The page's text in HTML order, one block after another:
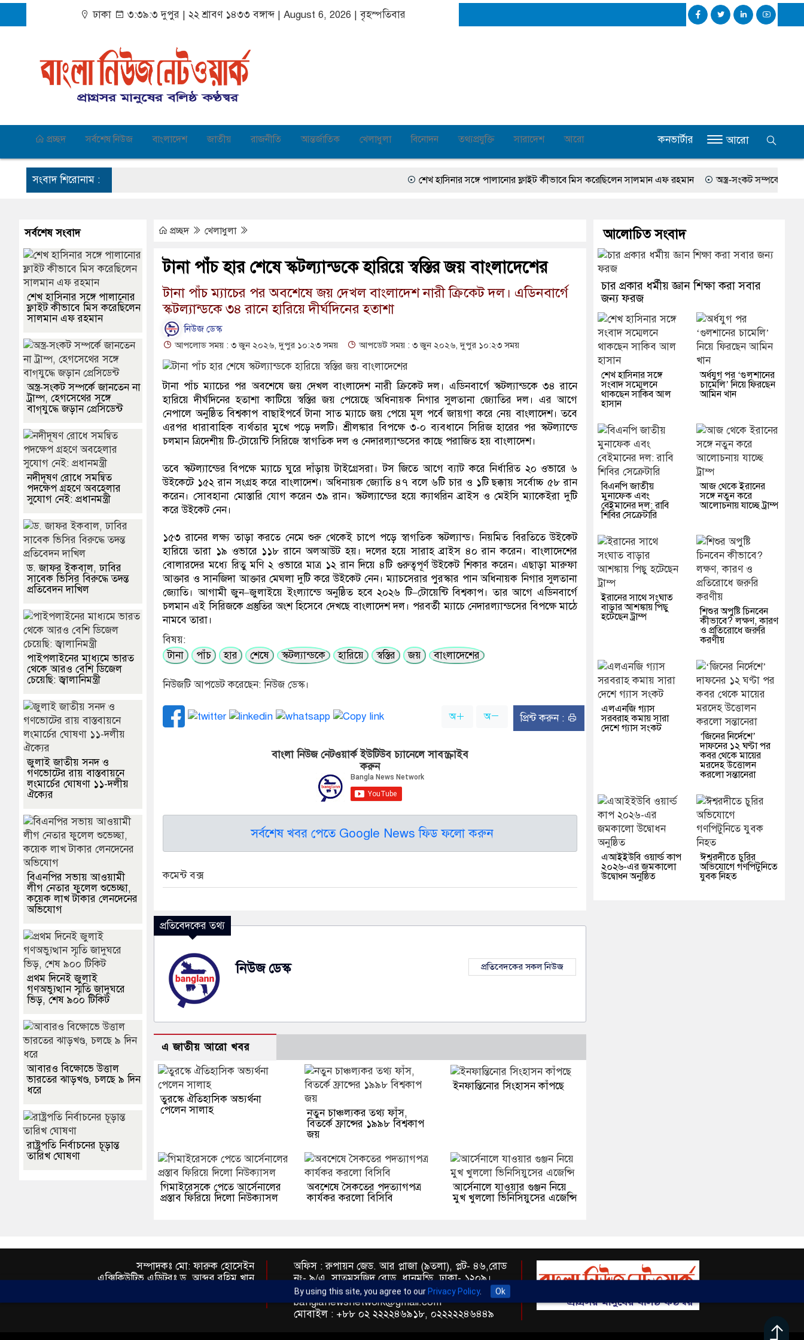
ঢাকা ৩:৩৯:৪ দুপুর| ২২ শ্রাবণ ১৪৩৩ বঙ্গাব্দ | August 6, 2026 |বৃহস্পতিবার
প্রচ্ছদ সর্বশেষ নিউজ বাংলাদেশ জাতীয় রাজনীতি আন্তর্জাতিক খেলাধুলা বিনোদন তথ্যপ্রযুক্তি সারাদেশ আরো কনভার্টার আরো
সংবাদ শিরোনাম : শেখ হাসিনার সঙ্গে পালানোর ফ্লাইট কীভাবে মিস করেছিলেন সালমান এফ রহমান অস্ত্র-সংকট সম্পর্কে জানতেন না
প্রচ্ছদ খেলাধুলা
টানা পাঁচ হার শেষে স্কটল্যান্ডকে হারিয়ে স্বস্তির জয় বাংলাদেশের
টানা পাঁচ ম্যাচের পর অবশেষে জয় দেখল বাংলাদেশ নারী ক্রিকেট দল। এডিনবার্গে
স্কটল্যান্ডকে ৩৪ রানে হারিয়ে দীর্ঘদিনের হতাশা
নিউজ ডেস্ক
আপলোড সময় : ৩ জুন ২০২৬, দুপুর ১০:২৩ সময় আপডেট সময় : ৩ জুন ২০২৬, দুপুর ১০:২৩ সময়
টানা পাঁচ ম্যাচের পর অবশেষে জয় দেখল বাংলাদেশ নারী ক্রিকেট দল। এডিনবার্গে স্কটল্যান্ডকে ৩৪ রানে
হারিয়ে দীর্ঘদিনের হতাশা কাটিয়ে স্বস্তির জয় পেয়েছে অধিনায়ক নিগার সুলতানা জ্যোতির দল। এর আগে
নেপালে অনুষ্ঠিত বিশ্বকাপ বাছাইপর্বে টানা সাত ম্যাচে জয় পেয়ে মূল পর্বে জায়গা করে নেয় বাংলাদেশ। তবে
এরপর ধারাবাহিক ব্যর্থতার মুখে পড়ে দলটি। শ্রীলঙ্কার বিপক্ষে ৩-০ ব্যবধানে সিরিজ হারের পর স্কটল্যান্ডে
চলমান ত্রিদেশীয় টি-টোয়েন্টি সিরিজে স্বাগতিক দল ও নেদারল্যান্ডসের কাছে পরাজিত হয় বাংলাদেশ।
তবে স্কটল্যান্ডের বিপক্ষে ম্যাচে ঘুরে দাঁড়ায় টাইগ্রেসরা। টস জিতে আগে ব্যাট করে নির্ধারিত ২০ ওভারে ৬
উইকেটে ১৫২ রান সংগ্রহ করে বাংলাদেশ। অধিনায়ক জ্যোতি ৪৭ বলে ৬টি চার ও ১টি ছক্কায় সর্বোচ্চ ৫৮ রান
করেন। সোবহানা মোস্তারি যোগ করেন ৩৯ রান। স্কটল্যান্ডের হয়ে ক্যাথরিন ব্রাইস ও মেইসি ম্যাকেইরা দুটি
করে উইকেট নেন।
১৫৩ রানের লক্ষ্য তাড়া করতে নেমে শুরু থেকেই চাপে পড়ে স্বাগতিক স্কটল্যান্ড। নিয়মিত বিরতিতে উইকেট
হারিয়ে তারা ১৯ ওভারে ১১৮ রানে অলআউট হয়। দলের হয়ে সারাহ ব্রাইস ৪০ রান করেন। বাংলাদেশের
বোলারদের মধ্যে রিতু মণি ২ ওভারে মাত্র ১২ রান দিয়ে ৪টি গুরুত্বপূর্ণ উইকেট শিকার করেন। এছাড়া মারুফা
আক্তার ও সানজিদা আক্তার মেঘলা দুটি করে উইকেট নেন। ম্যাচসেরার পুরস্কার পান অধিনায়ক নিগার সুলতানা
জ্যোতি। আগামী জুন–জুলাইয়ে ইংল্যান্ডে অনুষ্ঠিত হবে ২০২৬ টি–টোয়েন্টি বিশ্বকাপ। তার আগে এডিনবার্গে
চলমান এই সিরিজকে প্রস্তুতির অংশ হিসেবে দেখছে বাংলাদেশ দল। পরবর্তী ম্যাচে নেদারল্যান্ডসের বিপক্ষে মাঠে
নামবে তারা।
বিষয়:
টানা
পাঁচ হার শেষে স্কটল্যান্ডকে হারিয়ে স্বস্তির জয় বাংলাদেশের
নিউজটি আপডেট করেছেন: নিউজ ডেস্ক।
অ অ প্রিন্ট করুন :
বাংলা নিউজ নেটওয়ার্ক ইউটিউব চ্যানেলে সাবস্ক্রাইব
করুন
সর্বশেষ খবর পেতে Google News ফিড ফলো করুন
কমেন্ট বক্স
প্রতিবেদকের তথ্য
নিউজ ডেস্ক প্রতিবেদকের সকল নিউজ
এ জাতীয় আরো খবর
তুরস্কে ঐতিহাসিক অভ্যর্থনা
পেলেন সালাহ
নতুন চাঞ্চল্যকর তথ্য ফাঁস,
বিতর্কে ফ্রান্সের ১৯৯৮ বিশ্বকাপ
জয়
ইনফান্তিনোর সিংহাসন কাঁপছে
গিমাইরেসকে পেতে আর্সেনালের
প্রস্তাব ফিরিয়ে দিলো নিউক্যাসল
অবশেষে সৈকতের পদত্যাগপত্র
কার্যকর করলো বিসিবি
আর্সেনালে যাওয়ার গুঞ্জন নিয়ে
মুখ খুললো ভিনিসিয়ুসের এজেন্সি
সর্বশেষ সংবাদ
শেখ হাসিনার সঙ্গে পালানোর
ফ্লাইট কীভাবে মিস করেছিলেন
সালমান এফ রহমান
অস্ত্র-সংকট সম্পর্কে জানতেন না
ট্রাম্প, হেগসেথের সঙ্গে
বাগ্‌যুদ্ধে জড়ান প্রেসিডেন্ট
নদীদূষণ রোধে সমন্বিত
পদক্ষেপ গ্রহণে অবহেলার
সুযোগ নেই: প্রধানমন্ত্রী
ড. জাফর ইকবাল, ঢাবির
সাবেক ভিসির বিরুদ্ধে তদন্ত
প্রতিবেদন দাখিল
পাইপলাইনের মাধ্যমে ভারত
থেকে আরও বেশি ডিজেল
চেয়েছি: জ্বালানিমন্ত্রী
জুলাই জাতীয় সনদ ও
গণভোটের রায় বাস্তবায়নে
লংমার্চের ঘোষণা ১১-দলীয়
ঐক্যের
বিএনপির সভায় আওয়ামী
লীগ নেতার ফুলেল শুভেচ্ছা,
কয়েক লাখ টাকার লেনদেনের
অভিযোগ
প্রথম দিনেই জুলাই
গণঅভ্যুত্থান স্মৃতি জাদুঘরে
ভিড়, শেষ ৯০০ টিকিট
আবারও বিক্ষোভে উত্তাল
ভারতের ঝাড়খণ্ড, চলছে ৯ দিন
ধরে
রাষ্ট্রপতি নির্বাচনের চূড়ান্ত
তারিখ ঘোষণা
আলোচিত সংবাদ
চার প্রকার ধর্মীয় জ্ঞান শিক্ষা করা সবার
জন্য ফরজ
শেখ হাসিনার সঙ্গে
সংবাদ সম্মেলনে
থাকছেন সাকিব আল
হাসান
অর্ধযুগ পর ‘গুলশানের
চামেলি’ নিয়ে ফিরছেন
আমিন খান
বিএনপি জাতীয়
মুনাফেক এবং
বেইমানের দল: রাবি
শিবির সেক্রেটারি
আজ থেকে ইরানের
সঙ্গে নতুন করে
আলোচনায় যাচ্ছে ট্রাম্প
ইরানের সাথে সংঘাত
বাড়ার আশঙ্কায় পিছু
হটেছেন ট্রাম্প
শিশুর অপুষ্টি চিনবেন
কীভাবে? লক্ষণ, কারণ
ও প্রতিরোধে জরুরি
করণীয়
এলএনজি গ্যাস
সরবরাহ কমায় সারা
দেশে গ্যাস সংকট
‘জিনের নির্দেশে’
দাফনের ১২ ঘণ্টা পর
কবর থেকে মায়ের
মরদেহ উত্তোলন
করলো সন্তানেরা
এআইইউবি ওয়ার্ল্ড কাপ
২০২৬-এর জমকালো
উদ্বোধন অনুষ্ঠিত
ঈশ্বরদীতে চুরির
অভিযোগে গণপিটুনিতে
যুবক নিহত
সম্পাদকঃ মো: ফারুক হোসেইন
এক্সিকিউটিভ এডিটরঃ ড. আব্দুর রহিম খান
অফিস : রুপায়ন জেড. আর প্লাজা (৯তলা), প্লট- ৪৬,রোড
নং- ৯/এ, সাতমসজিদ রোড, ধানমন্ডি, ঢাকা- ১২০৯।
ইমেইল : info@banglann.com.bd,
banglanewsnetwork@gmail.com
মোবাইল : +৮৮ ০২ ২২২২৪৬৯১৮, ০২২২২২৪৬৪৪৯
By using this site, you agree to our Privacy Policy. Ok